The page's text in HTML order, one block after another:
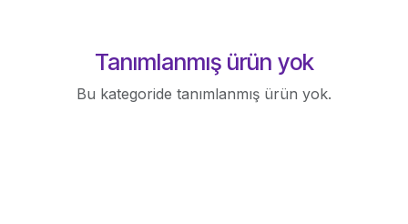
Tanımlanmış ürün yok
Bu kategoride tanımlanmış ürün yok.